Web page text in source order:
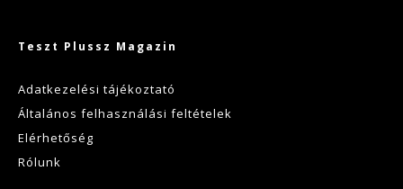
Teszt Plussz Magazin
Adatkezelési tájékoztató
Általános felhasználási feltételek
Elérhetőség
Rólunk